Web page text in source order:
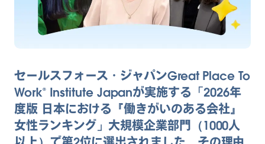
セールスフォース・ジャパンGreat Place To
Work® Institute Japanが実施する「2026年
度版 日本における『働きがいのある会社』
女性ランキング」大規模企業部門（1000人